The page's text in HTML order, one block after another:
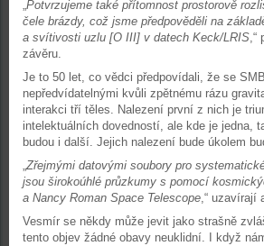
„Potvrzujeme také přítomnost prostorově
čele brázdy, což jsme předpověděli na
a svítivosti uzlu [O III] v datech Keck/LRIS,“
závěru.
Je to 50 let, co vědci předpovídali, že se
nepředvídatelnými kvůli zpětnému rázu
interakci tří těles. Nalezení první z nich je
intelektuálních dovedností, ale kde je jedna,
budou i další. Jejich nalezení bude úkolem
„Zřejmými datovými soubory pro
jsou širokoúhlé průzkumy s pomocí
a Nancy Roman Space Telescope,“ uzavírají
Vesmír se někdy může jevit jako strašně
tento objev žádné obavy neuklidní. I když